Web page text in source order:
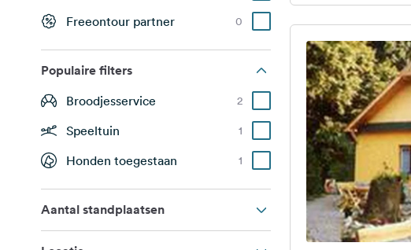
Freeontour partner 0
Populaire filters
Broodjesservice 2
Speeltuin 1
Honden toegestaan 1
Aantal standplaatsen